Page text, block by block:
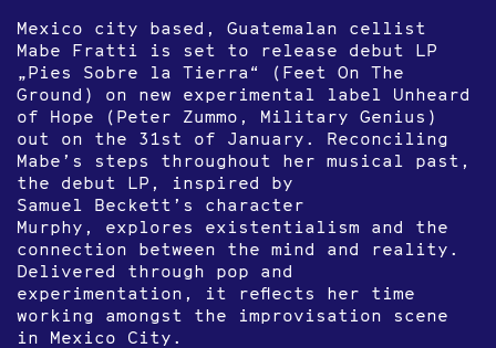
Mexico city based, Guatemalan cellist
Mabe Fratti is set to release debut LP
„Pies Sobre la Tierra“ (Feet On The
Ground) on new experimental label Unheard
of Hope (Peter Zummo, Military Genius)
out on the 31st of January. Reconciling
Mabe’s steps throughout her musical past,
the debut LP, inspired by
Samuel Beckett’s character
Murphy, explores existentialism and the
connection between the mind and reality.
Delivered through pop and
experimentation, it reflects her time
working amongst the improvisation scene
in Mexico City.